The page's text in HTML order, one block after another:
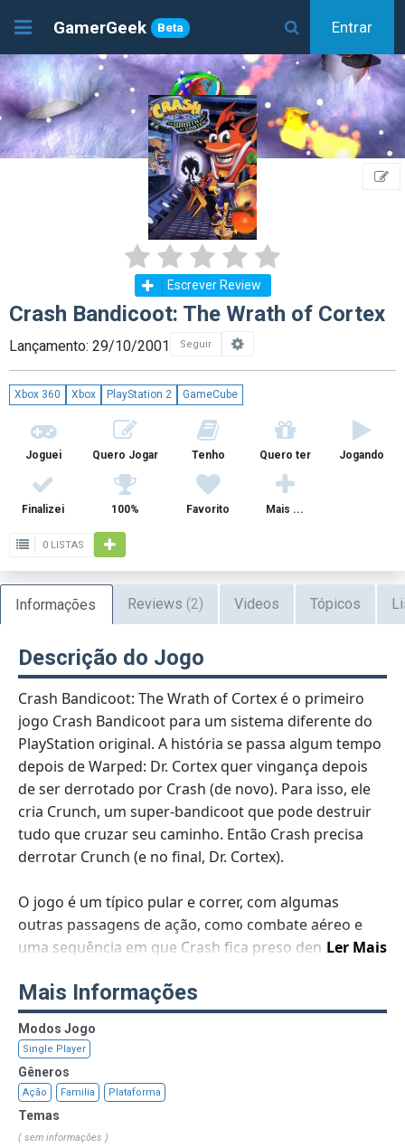
GamerGeek Beta Entrar
Escrever Review
Crash Bandicoot: The Wrath of Cortex
Lançamento: 29/10/2001 Seguir
Xbox 360 Xbox PlayStation 2 GameCube
Joguei Quero Jogar Tenho Quero ter Jogando
Finalizei 100% Favorito Mais ...
0 LISTAS
Informações Reviews (2) Videos Tópicos
Descrição do Jogo
Ler Mais
Crash Bandicoot: The Wrath of Cortex é o primeiro
jogo Crash Bandicoot para um sistema diferente do
PlayStation original. A história se passa algum tempo
depois de Warped: Dr. Cortex quer vingança depois
de ser derrotado por Crash (de novo). Para isso, ele
cria Crunch, um super-bandicoot que pode destruir
tudo que cruzar seu caminho. Então Crash precisa
derrotar Crunch (e no final, Dr. Cortex).
O jogo é um típico pular e correr, com algumas
outras passagens de ação, como combate aéreo e
uma sequência em que Crash fica preso dentro de
montanha-russa. Todos os gráficos são em 3D, e o
som é típico de jogos de desenho animado como
este. Todo o jogo é bastante simples em design, ficar
preso em um quebra-cabeça não é realmente
possível.
Mais Informações
Modos Jogo
Single Player
Gêneros
Ação Familia Plataforma
Temas
( sem informações )